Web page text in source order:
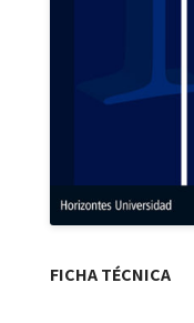
FICHA TÉCNICA